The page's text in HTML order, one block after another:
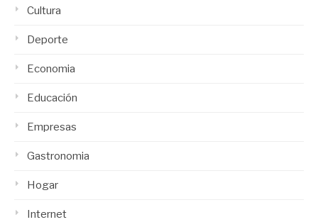
Cultura
Deporte
Economia
Educación
Empresas
Gastronomia
Hogar
Internet